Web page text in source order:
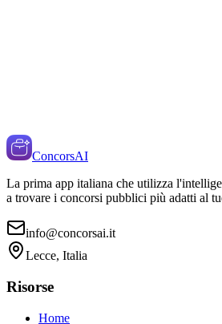
ConcorsAI
La prima app italiana che utilizza
a trovare i concorsi pubblici più adatti al
info@concorsai.it
Lecce, Italia
Risorse
Home